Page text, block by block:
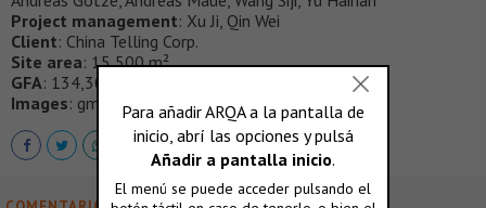
Project management: Xu Ji, Qin Wei
Client: China Telling Corp.
Site area: 15,500 m²
GFA: 134,300 m²
Images: gmp Architekten